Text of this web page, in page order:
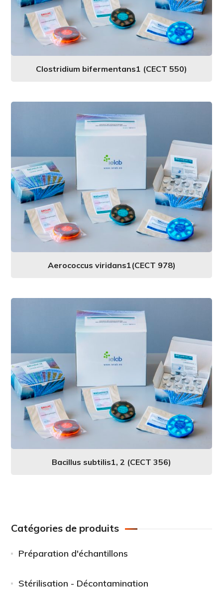
Clostridium bifermentans1 (CECT 550)
Aerococcus viridans1(CECT 978)
Bacillus subtilis1, 2 (CECT 356)
Catégories de produits
Préparation d'échantillons
Stérilisation - Décontamination